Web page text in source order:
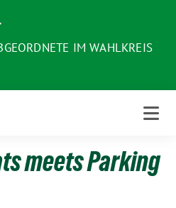
IM WAHLKREIS
meets Parking